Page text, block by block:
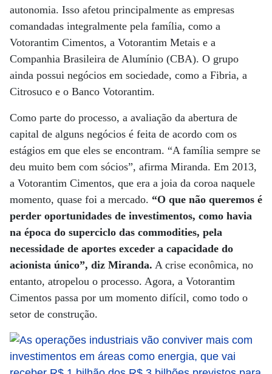
autonomia. Isso afetou principalmente as empresas
comandadas integralmente pela família, como a
Votorantim Cimentos, a Votorantim Metais e a
Companhia Brasileira de Alumínio (CBA). O grupo
ainda possui negócios em sociedade, como a Fibria, a
Citrosuco e o Banco Votorantim.
Como parte do processo, a avaliação da abertura de
capital de alguns negócios é feita de acordo com os
estágios em que eles se encontram. “A família sempre se
deu muito bem com sócios”, afirma Miranda. Em 2013,
a Votorantim Cimentos, que era a joia da coroa naquele
momento, quase foi a mercado. “O que não queremos é
perder oportunidades de investimentos, como havia
na época do superciclo das commodities, pela
necessidade de aportes exceder a capacidade do
acionista único”, diz Miranda. A crise econômica, no
entanto, atropelou o processo. Agora, a Votorantim
Cimentos passa por um momento difícil, como todo o
setor de construção.